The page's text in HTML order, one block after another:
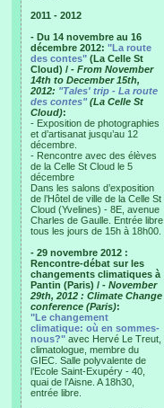
2011 - 2012
- Du 14 novembre au 16
décembre 2012: "La route
des contes" (La Celle St
Cloud) / - From November
14th to December 15th,
2012: "Tales' trip - La route
des contes"(La Celle St
Cloud):
- Exposition de photographies
et d’artisanat jusqu’au 12
décembre.
- Rencontre avec des élèves
de la Celle St Cloud le 5
décembre
Dans les salons d’exposition
de l’Hôtel de ville de la Celle St
Cloud (Yvelines) - 8E, avenue
Charles de Gaulle. Entrée libre
tous les jours de 15h à 18h00.
- 29 novembre 2012 :
Rencontre-débat sur les
changements climatiques à
Pantin (Paris) / - November
29th, 2012 : Climate Change
conference (Paris):
"Le changement
climatique: où en sommes-
nous?" avec Hervé Le Treut,
climatologue, membre du
GIEC. Salle polyvalente de
l’Ecole Saint-Exupéry - 40,
quai de l’Aisne. A 18h30,
entrée libre.